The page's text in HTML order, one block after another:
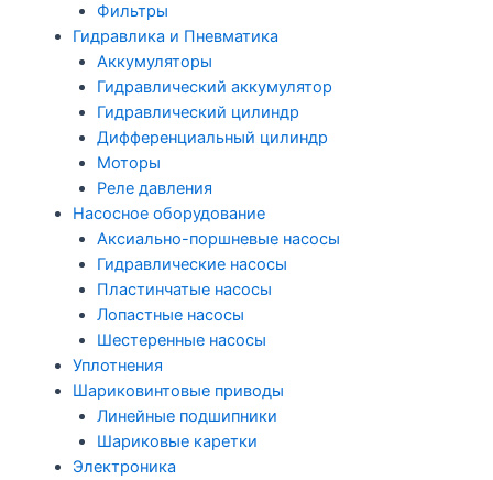
Фильтры
Гидравлика и Пневматика
Аккумуляторы
Гидравлический аккумулятор
Гидравлический цилиндр
Дифференциальный цилиндр
Моторы
Реле давления
Насосное оборудование
Аксиально-поршневые насосы
Гидравлические насосы
Пластинчатые насосы
Лопастные насосы
Шестеренные насосы
Уплотнения
Шариковинтовые приводы
Линейные подшипники
Шариковые каретки
Электроника